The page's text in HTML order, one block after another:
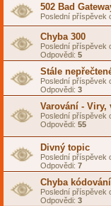
502 Bad
Poslední příspěvek
Chyba 300
Poslední příspěvek
Odpovědi: 5
Stále
Poslední příspěvek
Odpovědi: 3
Varování - Viry,
Poslední příspěvek
Odpovědi: 55
Divný topic
Poslední příspěvek
Odpovědi: 7
Chyba kódování
Poslední příspěvek
Odpovědi: 3